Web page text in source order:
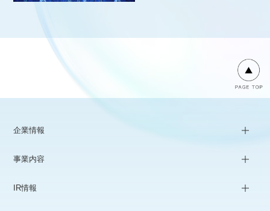
企業情報
事業内容
IR情報